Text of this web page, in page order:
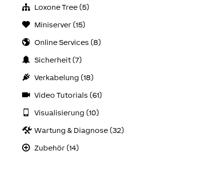
Loxone Tree (5)
Miniserver (15)
Online Services (8)
Sicherheit (7)
Verkabelung (18)
Video Tutorials (61)
Visualisierung (10)
Wartung & Diagnose (32)
Zubehör (14)